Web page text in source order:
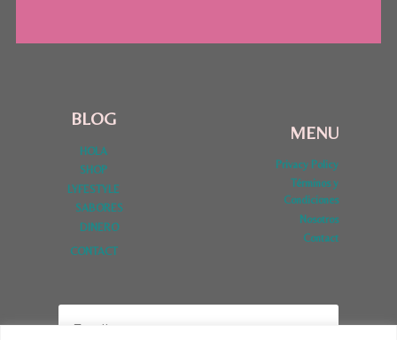
BLOG
HOLA
SHOP
LYFESTYLE
SABORES
DINERO
CONTACT
MENU
Privacy Policy
Términos y
Condiciones
Nosotros
Contact